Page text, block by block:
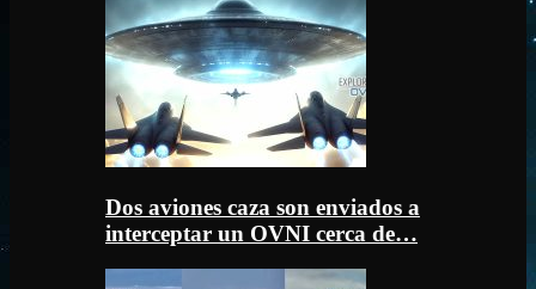
Dos aviones caza son enviados a
interceptar un OVNI cerca de…